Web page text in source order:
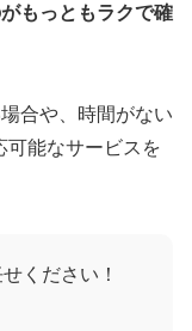
もっともラクで確
合や、時間がない
可能なサービスを
ください！